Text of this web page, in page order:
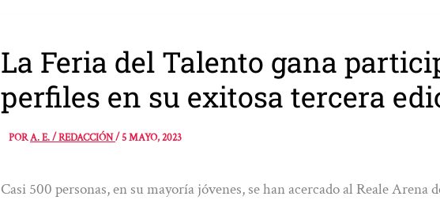
La Feria del Talento gana
perfiles en su exitosa tercera
PORA. E. / REDACCIÓN/5 MAYO, 2023
Casi 500 personas, en su mayoría jóvenes, se han acercado al Reale Arena